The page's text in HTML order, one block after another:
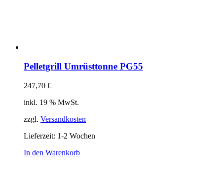
Pelletgrill Umrüsttonne PG55
247,70 €
inkl. 19 % MwSt.
zzgl. Versandkosten
Lieferzeit: 1-2 Wochen
In den Warenkorb